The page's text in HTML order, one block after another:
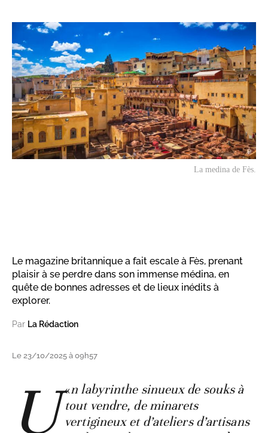
La medina de Fès.
Le magazine britannique a fait escale à Fès, prenant
plaisir à se perdre dans son immense médina, en
quête de bonnes adresses et de lieux inédits à
explorer.
Par La Rédaction
Le 23/10/2025 à 09h57
«
U
n labyrinthe sinueux de souks à
tout vendre, de minarets
vertigineux et d’ateliers d’artisans